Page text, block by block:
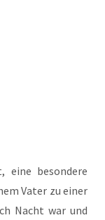
eine beson­de­re
Vater zu einer
Nacht war und